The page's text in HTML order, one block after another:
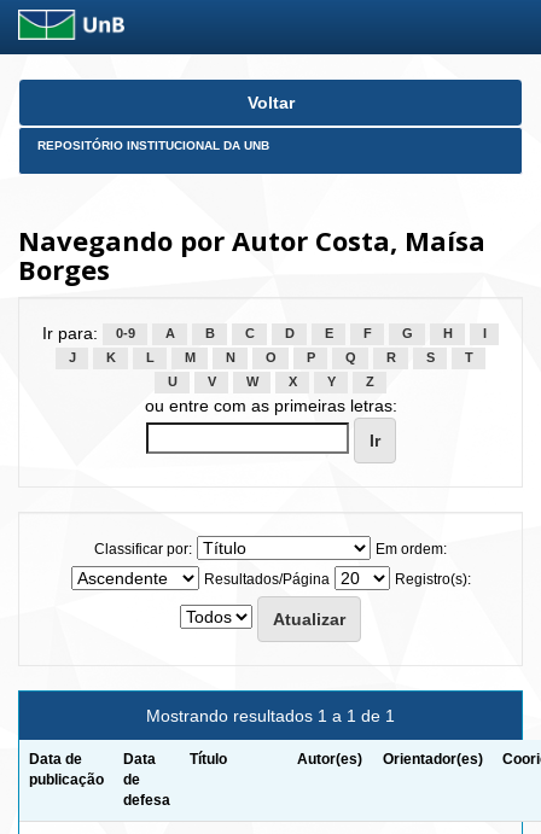
Skip
Voltar
REPOSITÓRIO INSTITUCIONAL DA UNB
Navegando por Autor Costa, Maísa
Borges
Ir para: 0-9 A B C D E F G H
J
K L M N O P Q R S
T
U
V W X Y Z
ou entre com as primeiras letras:
Classificar por:
Em ordem:
Resultados/Página
Registro(s):
Mostrando resultados 1 a 1 de 1
Data de
publicação
Data
de
defesa
Título Autor(es) Orientador(es)